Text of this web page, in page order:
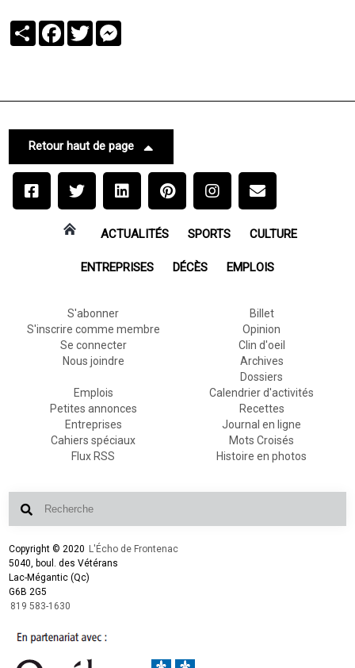
PartagerFacebook
Twitter
Retour haut de page
ACTUALITÉS SPORTS CULTURE
ENTREPRISES DÉCÈS EMPLOIS
S'abonner
S'inscrire comme membre
Se connecter
Nous joindre
Billet
Opinion
Clin d'oeil
Archives
Dossiers
Emplois
Petites annonces
Entreprises
Cahiers spéciaux
Flux RSS
Calendrier d'activités
Recettes
Journal en ligne
Mots Croisés
Histoire en photos
Copyright © 2020 L'Écho de Frontenac
5040, boul. des Vétérans
Lac-Mégantic (Qc)
G6B 2G5
819 583-1630